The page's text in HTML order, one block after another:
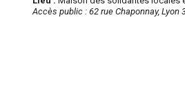
Accès public : 62 rue Chaponnay, Lyon